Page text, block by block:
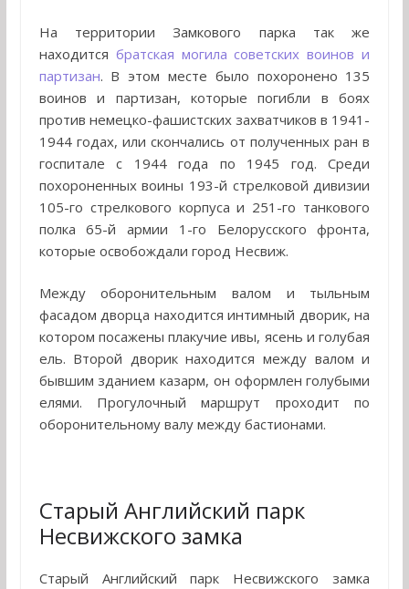
На территории Замкового парка так же
находится братская могила советских воинов и
партизан. В этом месте было похоронено 135
воинов и партизан, которые погибли в боях
против немецко-фашистских захватчиков в 1941-
1944 годах, или скончались от полученных ран в
госпитале с 1944 года по 1945 год. Среди
похороненных воины 193-й стрелковой дивизии
105-го стрелкового корпуса и 251-го танкового
полка 65-й армии 1-го Белорусского фронта,
которые освобождали город Несвиж.
Между оборонительным валом и тыльным
фасадом дворца находится интимный дворик, на
котором посажены плакучие ивы, ясень и голубая
ель. Второй дворик находится между валом и
бывшим зданием казарм, он оформлен голубыми
елями. Прогулочный маршрут проходит по
оборонительному валу между бастионами.
Старый Английский парк
Несвижского замка
Старый Английский парк Несвижского замка